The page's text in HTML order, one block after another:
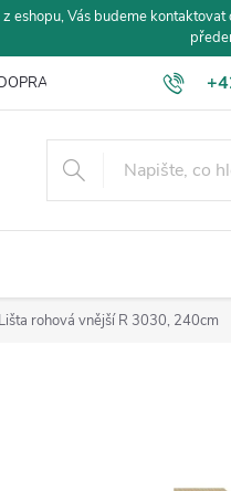
eshopu, Vás budeme
A PLATBA
Lišta rohová vnější R 3030, 240cm